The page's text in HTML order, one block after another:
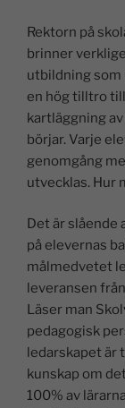
Rektorn på
brinner
utbildning som
en hög tilltro
kartläggning
börjar. Varje
genomgång
utvecklas. Hur
Det är slående
på elevernas
målmedvetet
leveransen
Läser man
pedagogisk
ledarskapet är
kunskap om
100% av